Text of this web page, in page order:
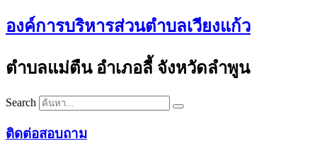
องค์การบริหารส่วนตำบลเวียงแก้ว
ตำบลแม่ตืน อำเภอลี้ จังหวัดลำพูน
Search
ติดต่อสอบถาม